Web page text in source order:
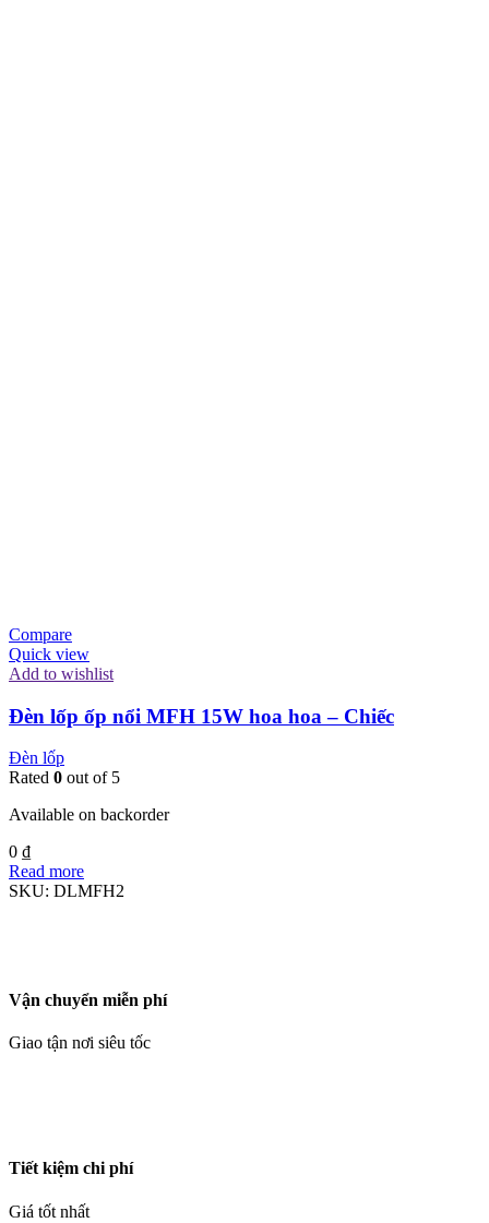
Compare
Quick view
Add to wishlist
Đèn lốp ốp nổi MFH 15W hoa hoa – Chiếc
Đèn lốp
Rated 0 out of 5
Available on backorder
0 ₫
Read more
SKU: DLMFH2
Vận chuyển miễn phí
Giao tận nơi siêu tốc
Tiết kiệm chi phí
Giá tốt nhất